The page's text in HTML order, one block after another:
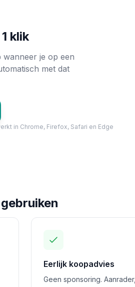
klik
wanneer je op een
met dat
in Chrome, Firefox, Safari en Edge
Eerlijk koopadvies
Geen sponsoring. Aanrader,